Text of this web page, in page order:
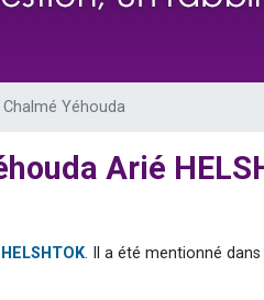
: Visions de grandeur n°104 : Le
Chalmé Yéhouda
Arié
. Il a été mentionné